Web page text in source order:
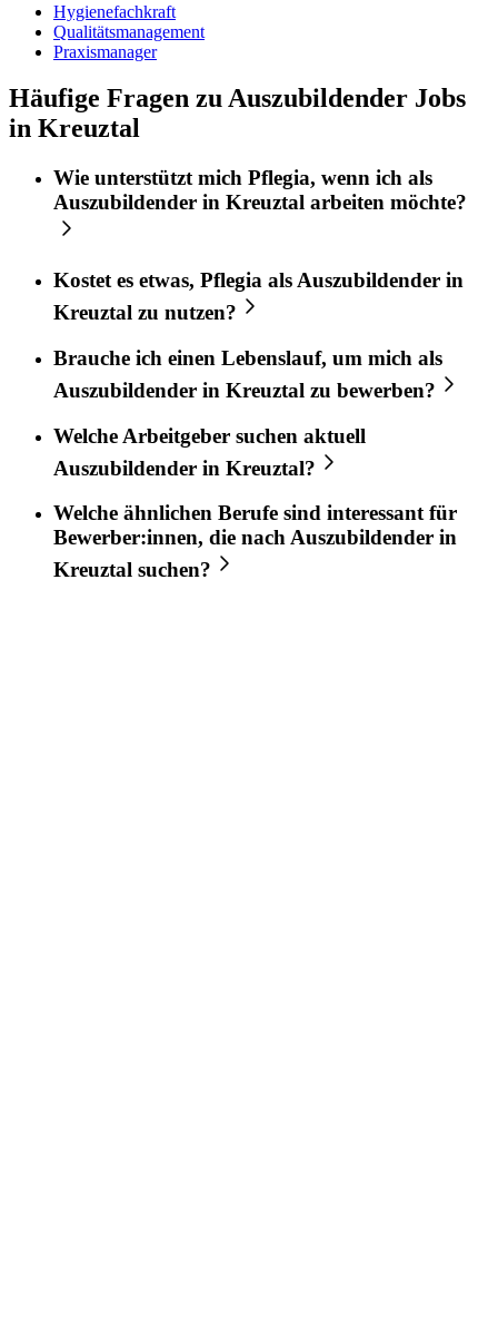
Hygienefachkraft
Qualitätsmanagement
Praxismanager
Häufige Fragen zu Auszubildender Jobs
in Kreuztal
Wie unterstützt mich Pflegia, wenn ich als
Auszubildender in Kreuztal arbeiten möchte?
Kostet es etwas, Pflegia als Auszubildender in
Kreuztal zu nutzen?
Brauche ich einen Lebenslauf, um mich als
Auszubildender in Kreuztal zu bewerben?
Welche Arbeitgeber suchen aktuell
Auszubildender in Kreuztal?
Welche ähnlichen Berufe sind interessant für
Bewerber:innen, die nachAuszubildender in
Kreuztal suchen?